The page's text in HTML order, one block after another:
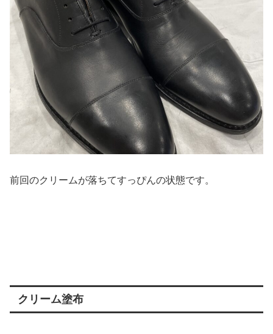
前回のクリームが落ちてすっぴんの状態です。
クリーム塗布